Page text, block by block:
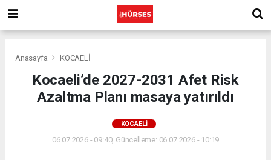
Anasayfa KOCAELİ
Kocaeli’de 2027-2031 Afet Risk
Azaltma Planı masaya yatırıldı
KOCAELİ
06.07.2026 - 09:40, Güncelleme: 06.07.2026 - 10:19